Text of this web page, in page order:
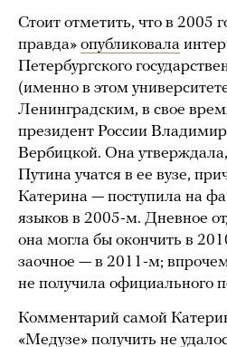
Стоит отметить, что в 2005
правда» опубликовала
Петербургского
(именно в этом
Ленинградским, в свое
президент России
Вербицкой. Она
Путина учатся в ее вузе,
Катерина — поступила на
языков в 2005-м. Дневное
она могла бы окончить в
заочное — в 2011-м;
не получила официального
Комментарий самой
«Медузе» получить не